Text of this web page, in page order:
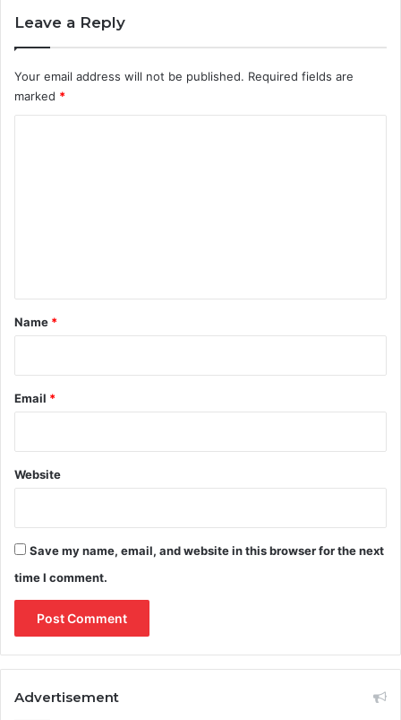
Leave a Reply
Your email address will not be published. Required fields are
marked *
*
Name *
Email *
Website
Save my name, email, and website in this browser for the next
time I comment.
Advertisement